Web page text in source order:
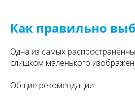
Как правильно
Одна из самых
слишком маленького
Общие рекомендации: